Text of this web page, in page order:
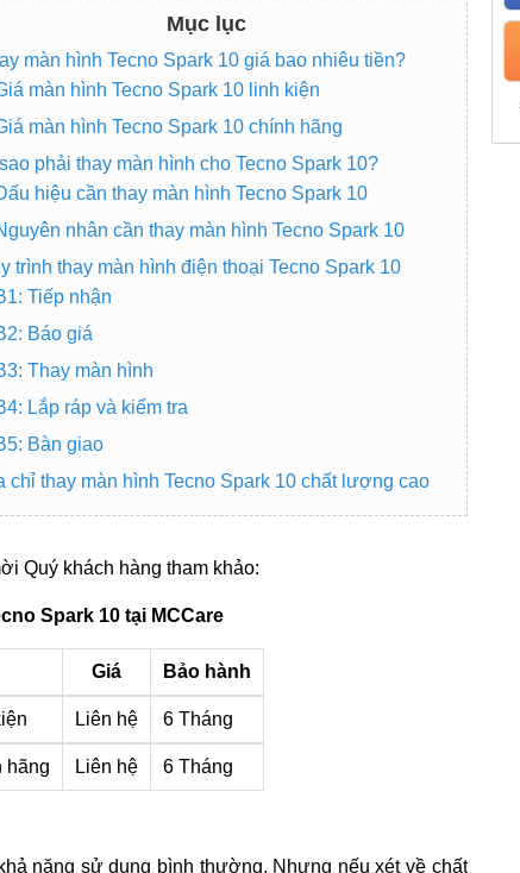
Mục lục
màn hình Tecno Spark 10 giá bao nhiêu tiền?
màn hình Tecno Spark 10 linh kiện
màn hình Tecno Spark 10 chính hãng
phải thay màn hình cho Tecno Spark 10?
hiệu cần thay màn hình Tecno Spark 10
nhân cần thay màn hình Tecno Spark 10
trình thay màn hình điện thoại Tecno Spark 10
Tiếp nhận
Báo giá
Thay màn hình
Lắp ráp và kiểm tra
Bàn giao
chỉ thay màn hình Tecno Spark 10 chất lượng cao
Quý khách hàng tham khảo:
Spark 10 tại MCCare
Giá Bảo hành
Liên hệ 6 Tháng
hãng Liên hệ 6 Tháng
năng sử dụng bình thường. Nhưng nếu xét về chất